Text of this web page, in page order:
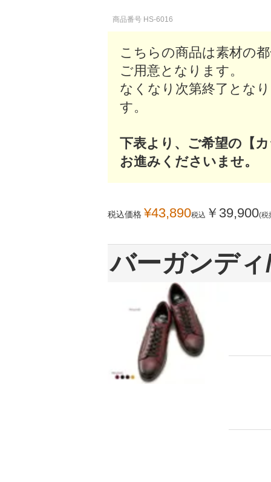
商品番号 HS-6016
こちらの商品は素材の
ご用意となります。
なくなり次第終了とな
す。
下表より、ご希望の【
お進みくださいませ。
税込価格 ¥43,890税込 ￥ 39,900(税
バーガンデ